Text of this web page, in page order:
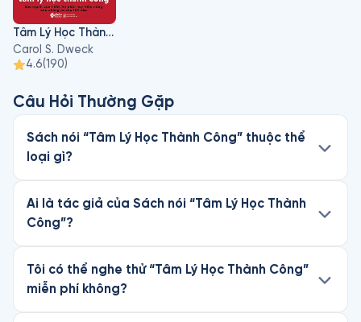
Tâm Lý Học Thành Công
Carol S. Dweck
4.6(190)
Câu Hỏi Thường Gặp
Sách nói “Tâm Lý Học Thành Công” thuộc thể
loại gì?
Ai là tác giả của Sách nói “Tâm Lý Học Thành
Công”?
Tôi có thể nghe thử “Tâm Lý Học Thành Công”
miễn phí không?